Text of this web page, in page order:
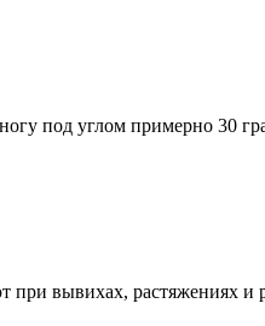
под углом примерно 30
при вывихах, растяжениях и